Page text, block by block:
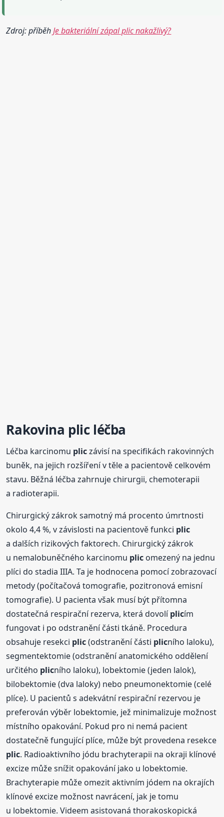
Zdroj: příběhJe bakteriální zápal plic nakažlivý?
Rakovina plicléčba
Léčba karcinomu pliczávisí na specifikách rakovinných
buněk, na jejich rozšíření v těle a pacientově celkovém
stavu. Běžná léčba zahrnuje chirurgii, chemoterapii
a radioterapii.
Chirurgický zákrok samotný má procento úmrtnosti
okolo 4,4 %, v závislosti na pacientově funkci plic
a dalších rizikových faktorech. Chirurgický zákrok
u nemalobuněčného karcinomu plic omezený na jednu
plíci do stadia IIIA. Ta je hodnocena pomocí zobrazovací
metody (počítačová tomografie, pozitronová emisní
tomografie). U pacienta však musí být přítomna
dostatečná respirační rezerva, která dovolíplicím
fungovat i po odstranění části tkáně. Procedura
obsahuje resekci plic(odstranění části plicního laloku),
segmentektomie (odstranění anatomického oddělení
určitého plicního laloku), lobektomie (jeden lalok),
bilobektomie (dva laloky) nebo pneumonektomie (celé
plíce). U pacientů s adekvátní respirační rezervou je
preferován výběr lobektomie, jež minimalizuje možnost
místního opakování. Pokud pro ni nemá pacient
dostatečně fungující plíce, může být provedena resekce
plic. Radioaktivního jódu brachyterapii na okraji klínové
excize může snížit opakování jako u lobektomie.
Brachyterapie může omezit aktivním jódem na okrajích
klínové excize možnost navrácení, jak je tomu
u lobektomie. Videem asistovaná thorakoskopická